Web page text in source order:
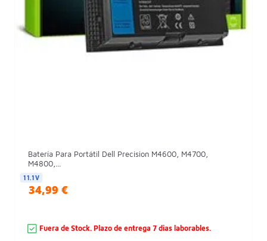
Batería Para Portátil Dell Precision M4600, M4700,
M4800,...
11.1V
34,99 €
Fuera de Stock. Plazo de entrega 7 dias laborables.